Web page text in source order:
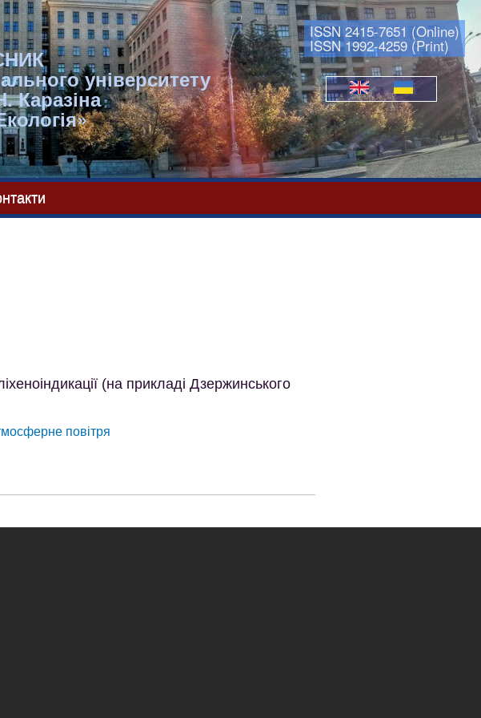
Мови
університету
Каразіна
ISSN 2415-7651 (Online)
ISSN 1992-4259 (Print)
(на прикладі Дзержинського
повітря